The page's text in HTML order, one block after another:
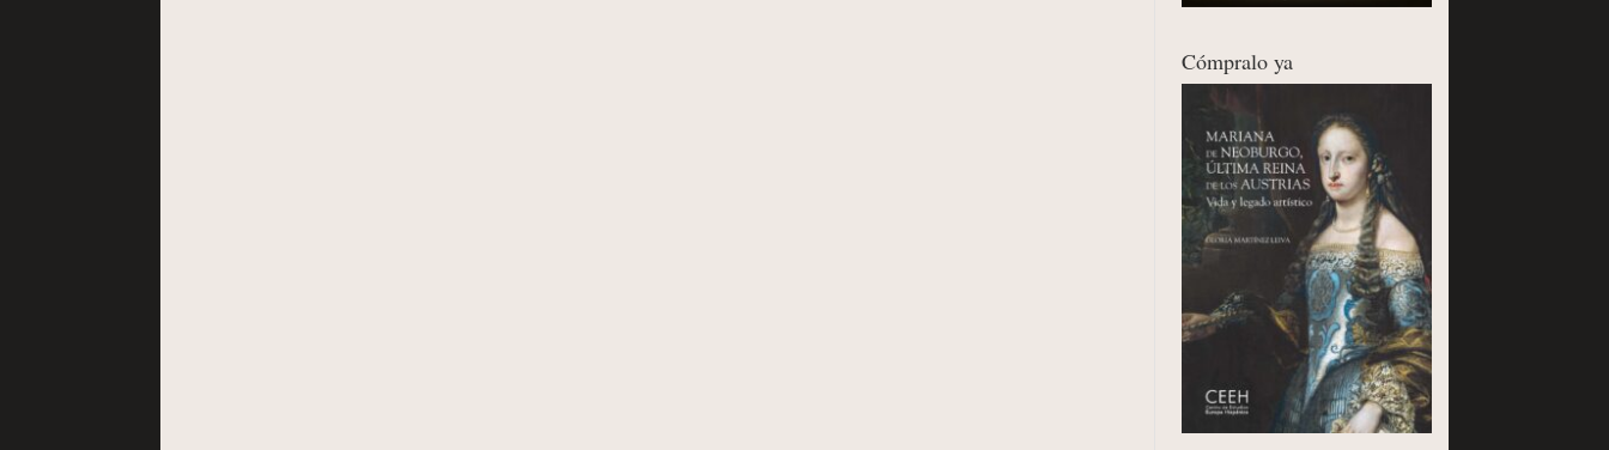
Cómpralo ya